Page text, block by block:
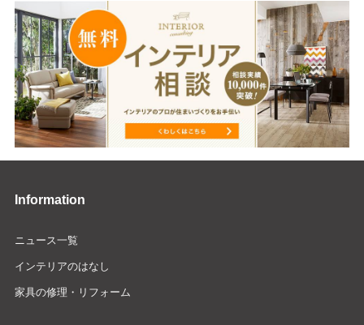
Information
ニュース一覧
インテリアのはなし
家具の修理・リフォーム